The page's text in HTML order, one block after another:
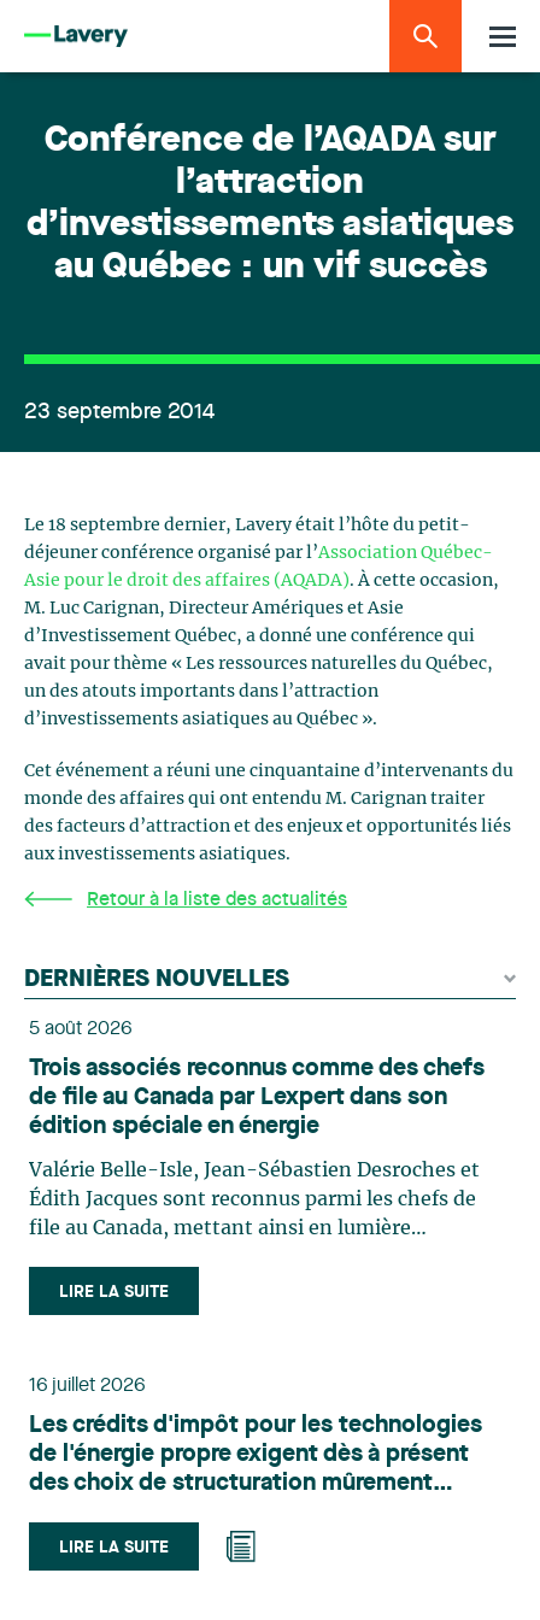
Conférence de l’AQADA sur
l’attraction
d’investissements asiatiques
au Québec : un vif succès
23 septembre 2014
Le 18 septembre dernier, Lavery était l’hôte du petit-
déjeuner conférence organisé par l’Association Québec-
Asie pour le droit des affaires (AQADA). À cette occasion,
M. Luc Carignan, Directeur Amériques et Asie
d’Investissement Québec, a donné une conférence qui
avait pour thème « Les ressources naturelles du Québec,
un des atouts importants dans l’attraction
d’investissements asiatiques au Québec ».
Cet événement a réuni une cinquantaine d’intervenants du
monde des affaires qui ont entendu M. Carignan traiter
des facteurs d’attraction et des enjeux et opportunités liés
aux investissements asiatiques.
Retour à la liste des actualités
DERNIÈRES NOUVELLES
5 août 2026
Trois associés reconnus comme des chefs
de file au Canada par Lexpert dans son
édition spéciale en énergie
Valérie Belle-Isle, Jean-Sébastien Desroches et
Édith Jacques sont reconnus parmi les chefs de
file au Canada, mettant ainsi en lumière
le domaine du droit des technologies. Valérie
Belle-Isle est associée au sein du groupe de droit
principalement sur le droit de l’environnement,
du territoire. Elle conseille et représente une
clientèle publique et privée dans le cadre d’enjeux
touchant notamment les obligations
et de permis, l’application et la contestation de
règlements d’urbanisme, ainsi que les dossiers
LIRE LA SUITE
16 juillet 2026
Les crédits d'impôt pour les technologies
de l'énergie propre exigent dès à présent
des choix de structuration mûrement
LIRE LA SUITE